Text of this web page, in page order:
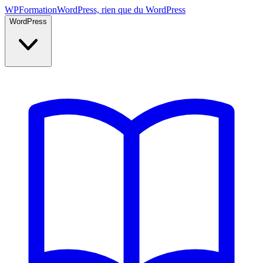
WPFormationWordPress, rien que du WordPress
WordPress